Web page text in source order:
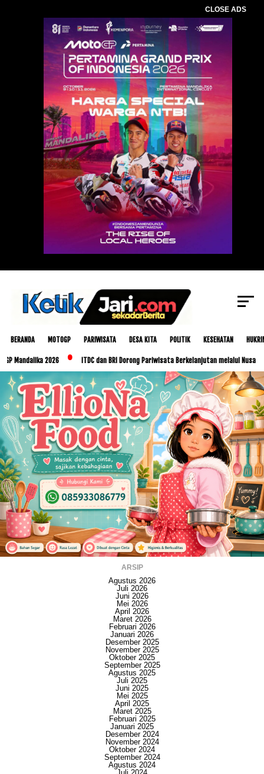
CLOSE ADS
BERANDA MOTOGP PARIWISATA DESA KITA POLITIK KESEHATAN
2026 ITDC dan BRI Dorong Pariwisata Berkelanjutan melalui Nusa Dua Eco
ARSIP
Agustus 2026
Juli 2026
Juni 2026
Mei 2026
April 2026
Maret 2026
Februari 2026
Januari 2026
Desember 2025
November 2025
Oktober 2025
September 2025
Agustus 2025
Juli 2025
Juni 2025
Mei 2025
April 2025
Maret 2025
Februari 2025
Januari 2025
Desember 2024
November 2024
Oktober 2024
September 2024
Agustus 2024